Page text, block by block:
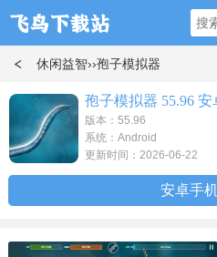
休闲益智››孢子模拟器
孢子模拟器 55.96 安
版本：55.96
系统：Android
更新时间：2026-06-22
安卓手